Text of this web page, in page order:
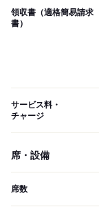
領収書（適格簡易請求
書）
サービス料・
チャージ
席・設備
席数